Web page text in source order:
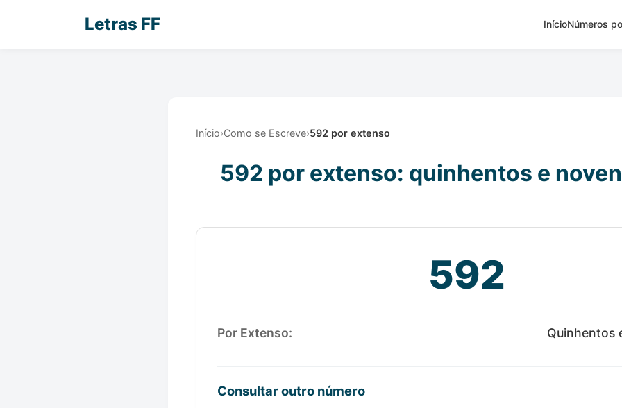
Letras FF InícioNúmeros
Início›Como se Escreve›592 por extenso
592 por extenso: quinhentos e
592
Por Extenso: Quinhentos
Consultar outro número